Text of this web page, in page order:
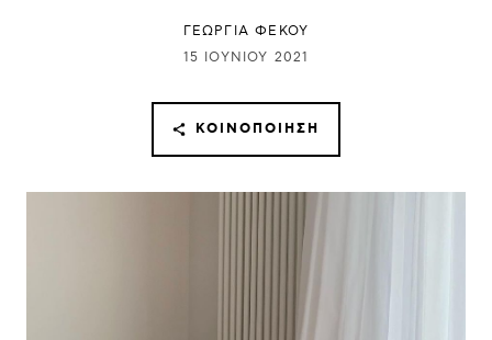
ΓΕΩΡΓΙΑ ΦΕΚΟΥ
15 ΙΟΥΝΊΟΥ 2021
ΚΟΙΝΟΠΟΊΗΣΗ